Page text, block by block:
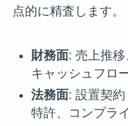
点的に精査します。
財務面: 売上推移
キャッシュフロ
法務面: 設置契約
特許、コンプラ